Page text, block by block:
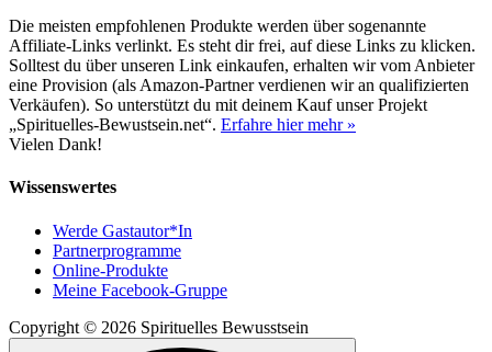
Die meisten empfohlenen Produkte werden über sogenannte
Affiliate-Links verlinkt. Es steht dir frei, auf diese Links zu klicken.
Solltest du über unseren Link einkaufen, erhalten wir vom Anbieter
eine Provision (als Amazon-Partner verdienen wir an qualifizierten
Verkäufen). So unterstützt du mit deinem Kauf unser Projekt
„Spirituelles-Bewustsein.net“. Erfahre hier mehr »
Vielen Dank!
Wissenswertes
Werde Gastautor*In
Partnerprogramme
Online-Produkte
Meine Facebook-Gruppe
Copyright © 2026 Spirituelles Bewusstsein